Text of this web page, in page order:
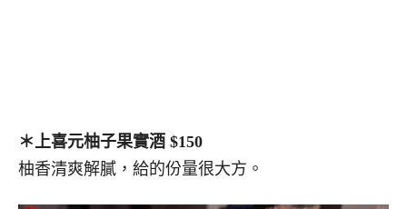
＊上喜元柚子果實酒 $150
柚香清爽解膩，給的份量很大方。